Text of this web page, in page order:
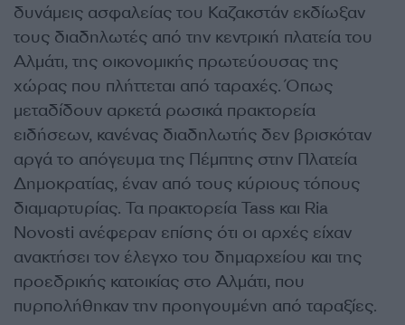
δυνάμεις ασφαλείας του Καζακστάν εκδίωξαν
τους διαδηλωτές από την κεντρική πλατεία του
Αλμάτι, της οικονομικής πρωτεύουσας της
χώρας που πλήττεται από ταραχές. Όπως
μεταδίδουν αρκετά ρωσικά πρακτορεία
ειδήσεων, κανένας διαδηλωτής δεν βρισκόταν
αργά το απόγευμα της Πέμπτης στην Πλατεία
Δημοκρατίας, έναν από τους κύριους τόπους
διαμαρτυρίας. Τα πρακτορεία Tass και Ria
Novosti ανέφεραν επίσης ότι οι αρχές είχαν
ανακτήσει τον έλεγχο του δημαρχείου και της
προεδρικής κατοικίας στο Αλμάτι, που
πυρπολήθηκαν την προηγουμένη από ταραξίες.